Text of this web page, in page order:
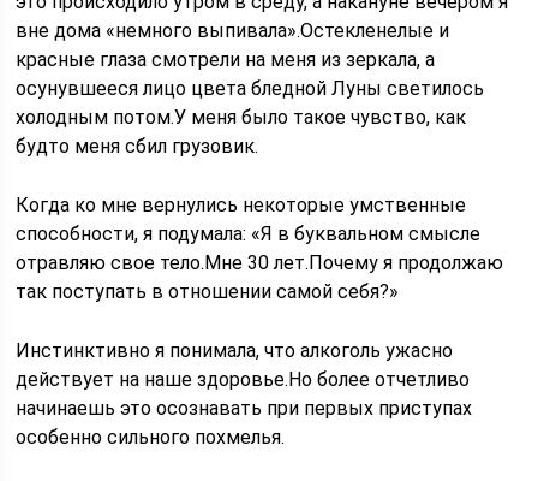
вне дома «немного выпивала».Остекленелые и
красные глаза смотрели на меня из зеркала, а
осунувшееся лицо цвета бледной Луны светилось
холодным потом.У меня было такое чувство, как
будто меня сбил грузовик.
Когда ко мне вернулись некоторые умственные
способности, я подумала: «Я в буквальном смысле
отравляю свое тело.Мне 30 лет.Почему я продолжаю
так поступать в отношении самой себя?»
Инстинктивно я понимала, что алкоголь ужасно
действует на наше здоровье.Но более отчетливо
начинаешь это осознавать при первых приступах
особенно сильного похмелья.